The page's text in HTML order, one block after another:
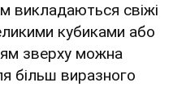
викладаються свіжі
кубиками або
зверху можна
більш виразного